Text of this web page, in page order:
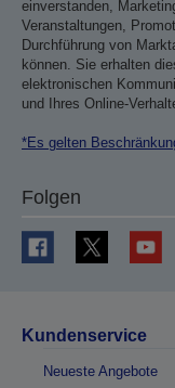
einverstanden,
Veranstaltungen,
Durchführung von
können. Sie erhalten
elektronischen
und Ihres Online-
*Es gelten
Folgen
Kundenservice
Neueste Angebote